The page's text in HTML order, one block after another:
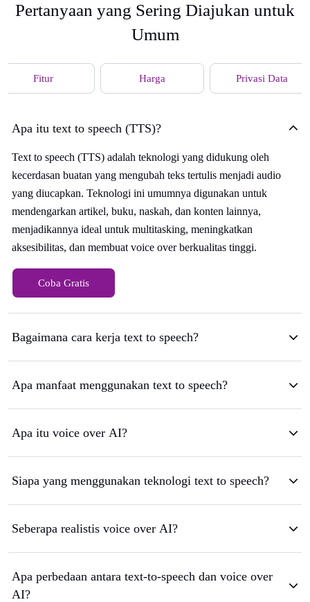
Pertanyaan yang Sering Diajukan untuk
Umum
Fitur Harga Privasi Data
Apa itu text to speech (TTS)?
Text to speech (TTS) adalah teknologi yang didukung oleh
kecerdasan buatan yang mengubah teks tertulis menjadi audio
yang diucapkan. Teknologi ini umumnya digunakan untuk
mendengarkan artikel, buku, naskah, dan konten lainnya,
menjadikannya ideal untuk multitasking, meningkatkan
aksesibilitas, dan membuat voice over berkualitas tinggi.
Coba Gratis
Bagaimana cara kerja text to speech?
Apa manfaat menggunakan text to speech?
Apa itu voice over AI?
Siapa yang menggunakan teknologi text to speech?
Seberapa realistis voice over AI?
Apa perbedaan antara text-to-speech dan voice over
AI?